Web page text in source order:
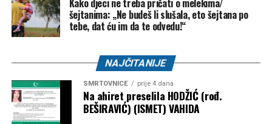
Kako djeci ne treba pričati o melekima/
šejtanima: „Ne budeš li slušala, eto šejtana po
tebe, dat ću im da te odvedu!“
NAJČITANIJE
SMRTOVNICE prije 4 dana
Na ahiret preselila HODŽIĆ (rođ.
BEŠIRAVIĆ) (ISMET) VAHIDA